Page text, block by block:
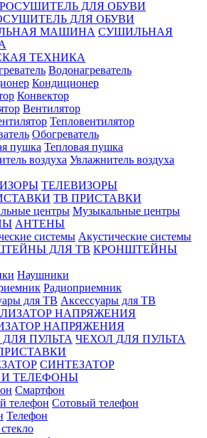
ДЛЯ ОБУВИ
СУШИЛЬНАЯ
ТЕХНИКА
Водонагреватель
Кондиционер
Конвектор
Вентилятор
Тепловентилятор
Обогреватель
Тепловая пушка
Увлажнитель воздуха
ТЕЛЕВИЗОРЫ
ТВ ПРИСТАВКИ
Музыкальные центры
АНТЕНЫ
Акустические системы
КРОНШТЕЙНЫ
Наушники
Радиоприемник
Аксессуары для ТВ
НАПРЯЖЕНИЯ
ЧЕХОЛ ДЛЯ ПУЛЬТА
ПРИСТАВКИ
СИНТЕЗАТОР
ТЕЛЕФОНЫ
Смартфон
Сотовый телефон
Телефон